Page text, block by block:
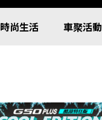
時尚生活 車聚活動